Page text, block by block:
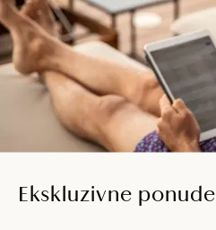
Ekskluzivne ponude